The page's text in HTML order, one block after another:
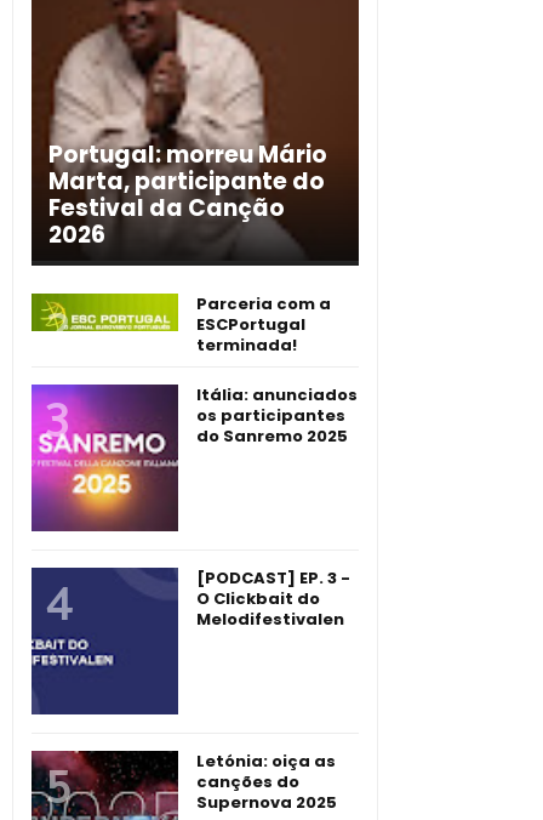
Portugal: morreu Mário
Marta, participante do
Festival da Canção
2026
Parceria com a
ESCPortugal
terminada!
Itália: anunciados
os participantes
do Sanremo 2025
[PODCAST] EP. 3 -
O Clickbait do
Melodifestivalen
Letónia: oiça as
canções do
Supernova 2025